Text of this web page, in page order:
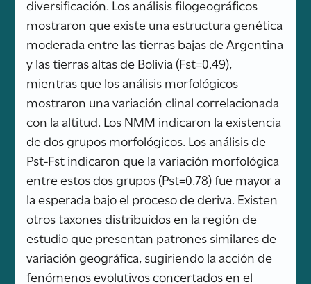
diversificación. Los análisis filogeográficos
mostraron que existe una estructura genética
moderada entre las tierras bajas de Argentina
y las tierras altas de Bolivia (Fst=0.49),
mientras que los análisis morfológicos
mostraron una variación clinal correlacionada
con la altitud. Los NMM indicaron la existencia
de dos grupos morfológicos. Los análisis de
Pst-Fst indicaron que la variación morfológica
entre estos dos grupos (Pst=0.78) fue mayor a
la esperada bajo el proceso de deriva. Existen
otros taxones distribuidos en la región de
estudio que presentan patrones similares de
variación geográfica, sugiriendo la acción de
fenómenos evolutivos concertados en el